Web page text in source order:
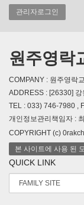
관리자로그인
원주영락
COMPANY : 원주영락
ADDRESS : [26330]
TEL : 033) 746-7980 ,
개인정보관리책임자 :
COPYRIGHT (c)
본 사이트에 사용 된
QUICK LINK